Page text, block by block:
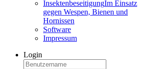
InsektenbeseitigungIm Einsatz
gegen Wespen, Bienen und
Hornissen
Software
Impressum
Login